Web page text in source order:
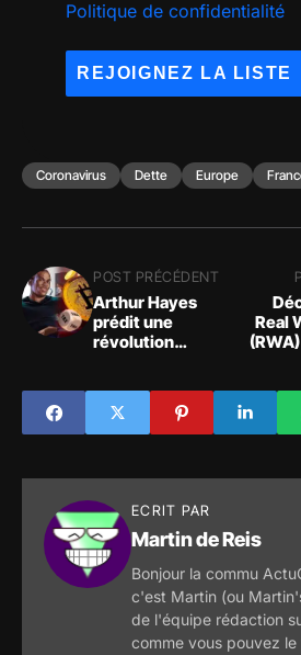
Politique de confidentialité
Coronavirus Dette Europe
POST PRÉCÉDENT
Arthur Hayes
prédit une
révolution
au comptant !
Real
ECRIT PAR
Martin de Reis
Bonjour la commu
c'est Martin (ou
de l'équipe rédaction
comme vous pouvez